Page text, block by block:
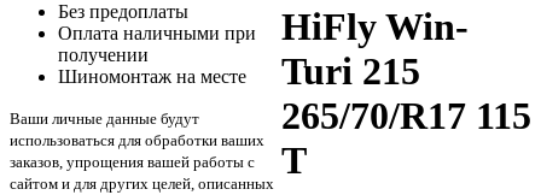
HiFly Win-
Turi 215
265/70/R17 115
T
Без предоплаты
Оплата наличными при
получении
Шиномонтаж на месте
Ваши личные данные будут
использоваться для обработки ваших
заказов, упрощения вашей работы с
сайтом и для других целей, описанных